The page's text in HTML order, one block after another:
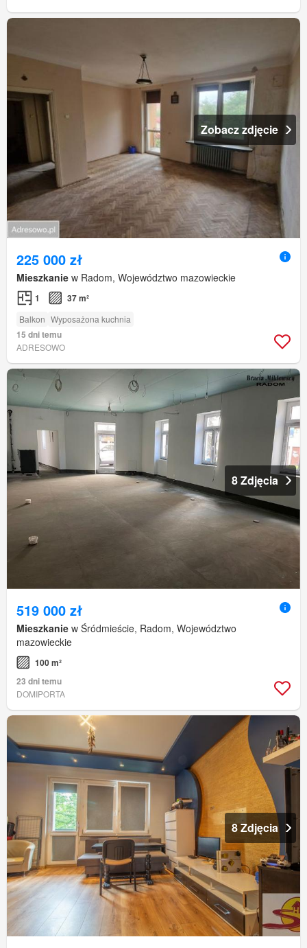
Zobacz zdjęcie
225 000 zł
Mieszkanie w Radom, Województwo mazowieckie
1 37 m²
Balkon Wyposażona kuchnia
15 dni temu
ADRESOWO
8 Zdjęcia
519 000 zł
Mieszkanie w Śródmieście, Radom, Województwo
mazowieckie
100 m²
23 dni temu
DOMIPORTA
8 Zdjęcia